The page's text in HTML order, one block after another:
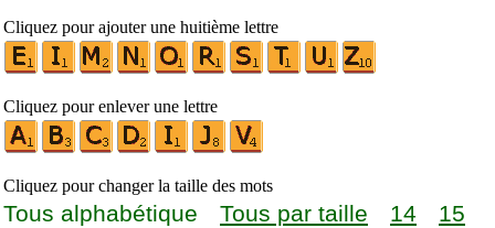
Cliquez pour ajouter une huitième lettre
Cliquez pour enlever une lettre
Cliquez pour changer la taille des mots
Tous alphabétique Tous par taille 14
15